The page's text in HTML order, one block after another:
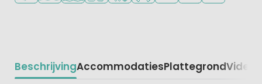
BeschrijvingAccommodatiesPlattegrondVideo